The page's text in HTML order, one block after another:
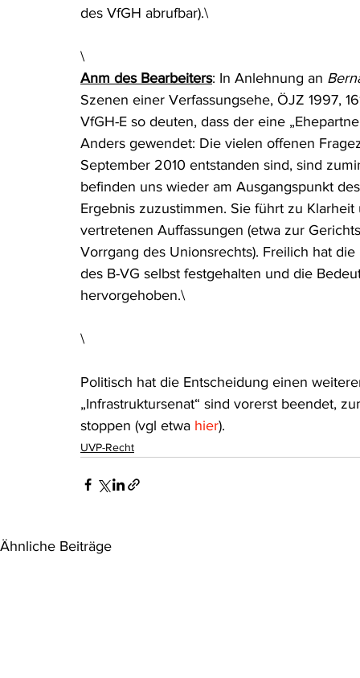
des VfGH abrufbar).\
\
Anm des Bearbeiters: In Anlehnung an
Szenen einer Verfassungsehe, ÖJZ 1997,
VfGH-E so deuten, dass der eine
Anders gewendet: Die vielen offenen
September 2010 entstanden sind, sind
befinden uns wieder am Ausgangspunkt
Ergebnis zuzustimmen. Sie führt zu
vertretenen Auffassungen (etwa zur
Vorrgang des Unionsrechts). Freilich hat
des B-VG selbst festgehalten und die
hervorgehoben.\
\
Politisch hat die Entscheidung einen
„Infrastruktursenat“ sind vorerst beendet,
stoppen (vgl etwa hier).
UVP-Recht
Ähnliche Beiträge